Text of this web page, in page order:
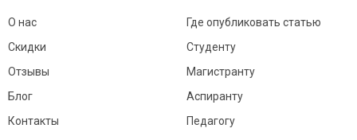
О нас
Скидки
Отзывы
Блог
Контакты
Где опубликовать статью
Студенту
Магистранту
Аспиранту
Педагогу